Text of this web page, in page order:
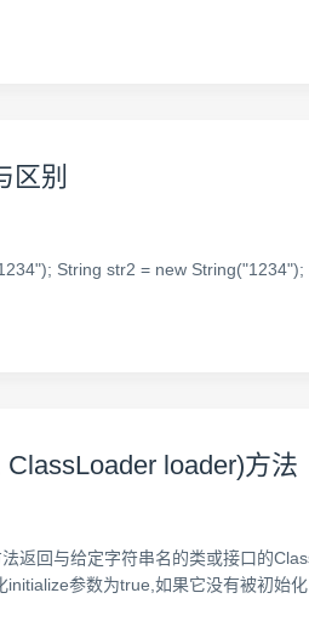
区别
String str2 = new
loader)方法
回与给定字符串名的类或接口的
参数为true,如果它没有被初始